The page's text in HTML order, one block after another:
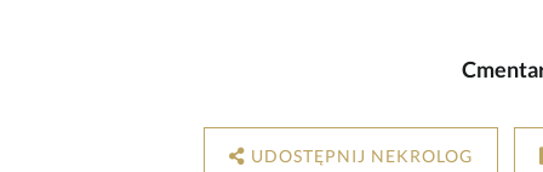
UDOSTĘPNIJ NEKROLOG